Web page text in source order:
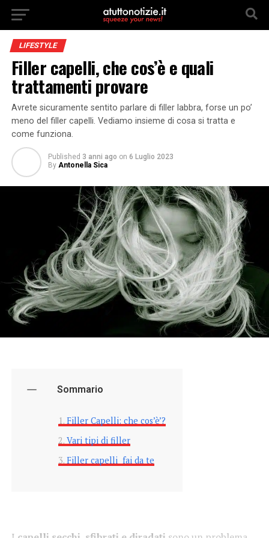
LIFESTYLE
Filler capelli, che cos’è e quali
trattamenti provare
Avrete sicuramente sentito parlare di filler labbra, forse un po’
meno del filler capelli. Vediamo insieme di cosa si tratta e
come funziona.
Published 3 anni ago on 6 Luglio 2023
By Antonella Sica
Sommario
Filler Capelli: che cos’è’?
Vari tipi di filler
Filler capelli fai da te